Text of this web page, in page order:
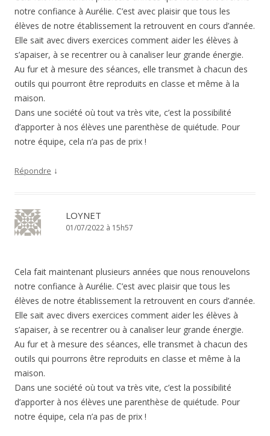
notre confiance à Aurélie. C’est avec plaisir que tous les
élèves de notre établissement la retrouvent en cours d’année.
Elle sait avec divers exercices comment aider les élèves à
s’apaiser, à se recentrer ou à canaliser leur grande énergie.
Au fur et à mesure des séances, elle transmet à chacun des
outils qui pourront être reproduits en classe et même à la
maison.
Dans une société où tout va très vite, c’est la possibilité
d’apporter à nos élèves une parenthèse de quiétude. Pour
notre équipe, cela n’a pas de prix !
Répondre ↓
LOYNET
01/07/2022 à 15h57
Cela fait maintenant plusieurs années que nous renouvelons
notre confiance à Aurélie. C’est avec plaisir que tous les
élèves de notre établissement la retrouvent en cours d’année.
Elle sait avec divers exercices comment aider les élèves à
s’apaiser, à se recentrer ou à canaliser leur grande énergie.
Au fur et à mesure des séances, elle transmet à chacun des
outils qui pourrons être reproduits en classe et même à la
maison.
Dans une société où tout va très vite, c’est la possibilité
d’apporter à nos élèves une parenthèse de quiétude. Pour
notre équipe, cela n’a pas de prix !